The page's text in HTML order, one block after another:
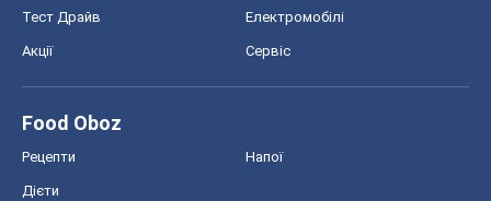
Тест Драйв Електромобілі
Акції Сервіс
Food Oboz
Рецепти Напої
Дієти